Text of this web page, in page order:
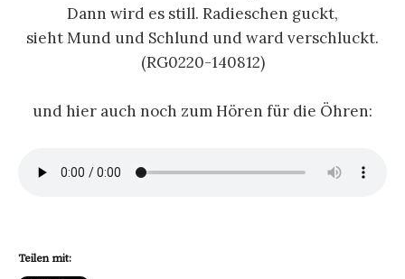
Dann wird es still. Radieschen guckt,
sieht Mund und Schlund und ward verschluckt.
(RG0220-140812)
und hier auch noch zum Hören für die Öhren:
Teilen mit: